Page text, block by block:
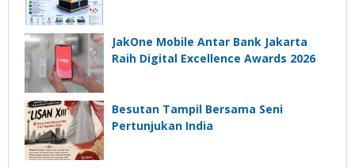
JakOne Mobile Antar Bank Jakarta
Raih Digital Excellence Awards 2026
Besutan Tampil Bersama Seni
Pertunjukan India